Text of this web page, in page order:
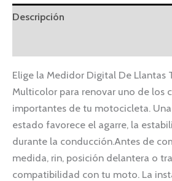
Descripción
Elige la Medidor Digital De Llantas
Multicolor para renovar uno de los
importantes de tu motocicleta.
estado favorece el agarre, la
durante la conducción.Antes de
medida, rin, posición delantera o
compatibilidad con tu moto. La